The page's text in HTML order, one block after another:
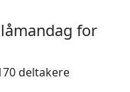
for
deltakere